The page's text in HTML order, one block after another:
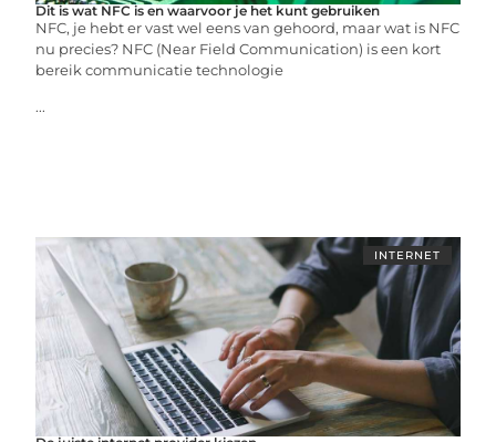
Dit is wat NFC is en waarvoor je het kunt gebruiken
NFC, je hebt er vast wel eens van gehoord, maar wat is NFC
nu precies? NFC (Near Field Communication) is een kort
bereik communicatie technologie
...
INTERNET